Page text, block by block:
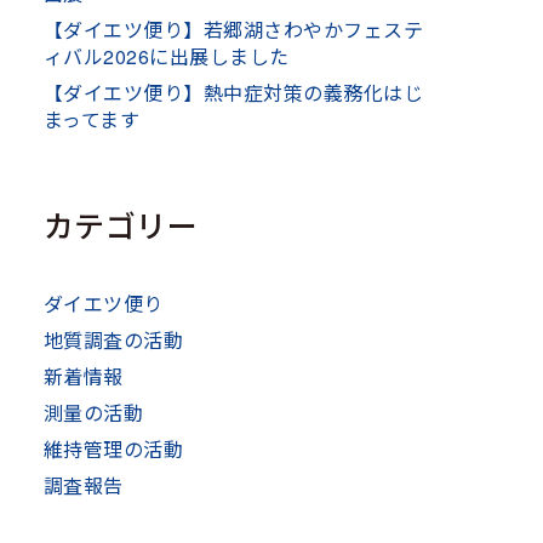
【ダイエツ便り】若郷湖さわやかフェステ
ィバル2026に出展しました
【ダイエツ便り】熱中症対策の義務化はじ
まってます
カテゴリー
ダイエツ便り
地質調査の活動
新着情報
測量の活動
維持管理の活動
調査報告